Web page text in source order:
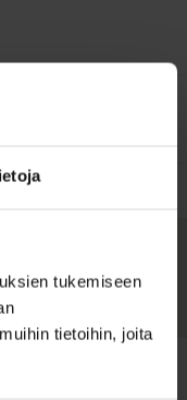
tukemiseen
tietoihin, joita